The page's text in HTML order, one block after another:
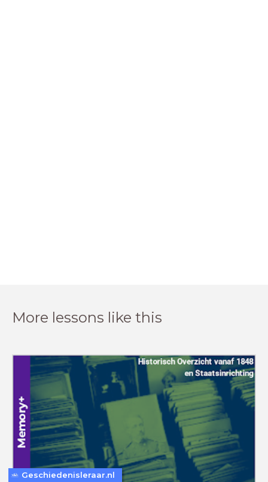
More lessons like this
Geschiedenisleraar.nl